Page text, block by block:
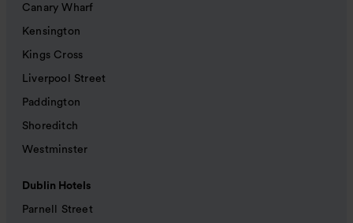
Canary Wharf
Kensington
Kings Cross
Liverpool Street
Paddington
Shoreditch
Westminster
Dublin Hotels
Parnell Street